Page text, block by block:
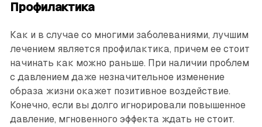
Профилактика
Как и в случае со многими заболеваниями, лучшим
лечением является профилактика, причем ее стоит
начинать как можно раньше. При наличии проблем
с давлением даже незначительное изменение
образа жизни окажет позитивное воздействие.
Конечно, если вы долго игнорировали повышенное
давление, мгновенного эффекта ждать не стоит.